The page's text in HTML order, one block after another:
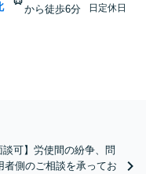
から徒歩6分
日定休日
談可】労使間の紛争、問
者側のご相談を承ってお